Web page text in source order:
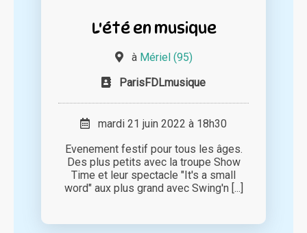
L'été en musique
à Mériel (95)
ParisFDLmusique
mardi 21 juin 2022 à 18h30
Evenement festif pour tous les âges.
Des plus petits avec la troupe Show
Time et leur spectacle "It's a small
word" aux plus grand avec Swing'n [...]